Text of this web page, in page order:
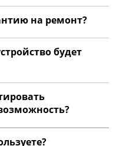
на ремонт?
будет